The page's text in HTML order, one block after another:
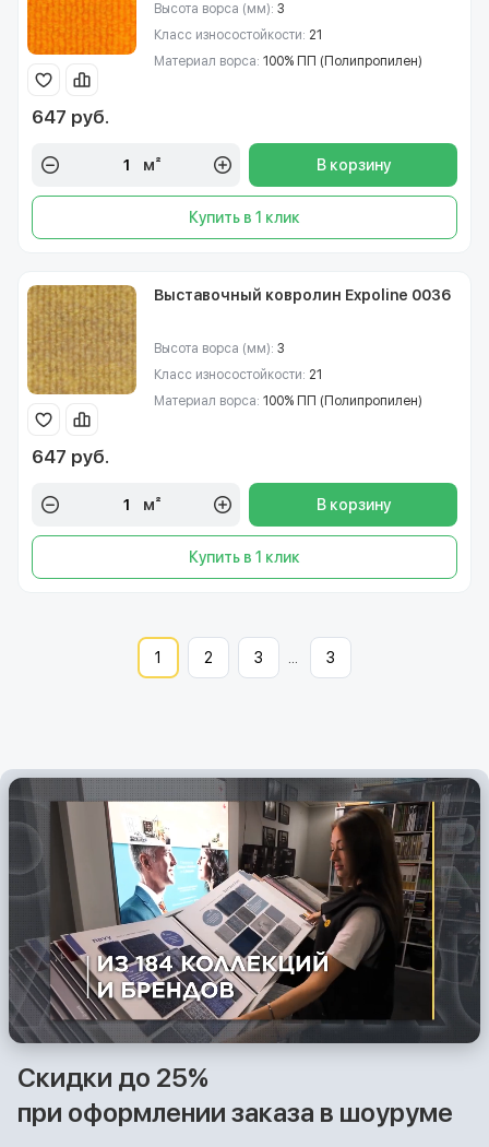
Высота ворса (мм): 3
Класс износостойкости: 21
Материал ворса: 100% ПП (Полипропилен)
647 руб.
м² В корзину
Купить в 1 клик
Выставочный ковролин Expoline 0036
Высота ворса (мм): 3
Класс износостойкости: 21
Материал ворса: 100% ПП (Полипропилен)
647 руб.
м² В корзину
Купить в 1 клик
1 2 3 3
Скидки до 25%
при оформлении заказа в шоуруме